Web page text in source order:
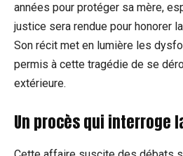
années pour protéger sa mère,
justice sera rendue pour honorer
Son récit met en lumière les
permis à cette tragédie de se
extérieure.
Un procès qui interroge